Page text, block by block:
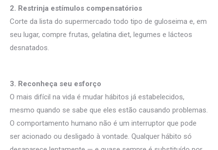
2. Restrinja estímulos compensatórios
Corte da lista do supermercado todo tipo de guloseima e, em
seu lugar, compre frutas, gelatina diet, legumes e lácteos
desnatados.
3. Reconheça seu esforço
O mais difícil na vida é mudar hábitos já estabelecidos,
mesmo quando se sabe que eles estão causando problemas.
O comportamento humano não é um interruptor que pode
ser acionado ou desligado à vontade. Qualquer hábito só